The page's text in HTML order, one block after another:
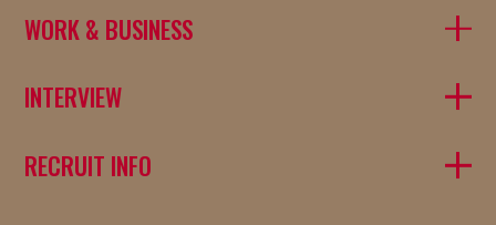
WORK & BUSINESS
INTERVIEW
RECRUIT INFO